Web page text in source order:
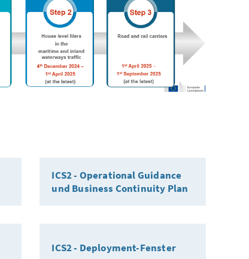
ICS2 - Operational Guidance
und Business Continuity Plan
ICS2 - Deployment-Fenster